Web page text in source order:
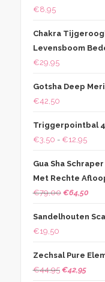
€8,95
Chakra
Levensboom
€29,95
Gotsha Deep
€42,50
Triggerpointbal
€3,50 - €12,95
tot
Gua Sha
Met Rechte
€79,00
was:
€64,50
is:
Sandelhouten
€19,50
Zechsal Pure
€44,95 €42,95